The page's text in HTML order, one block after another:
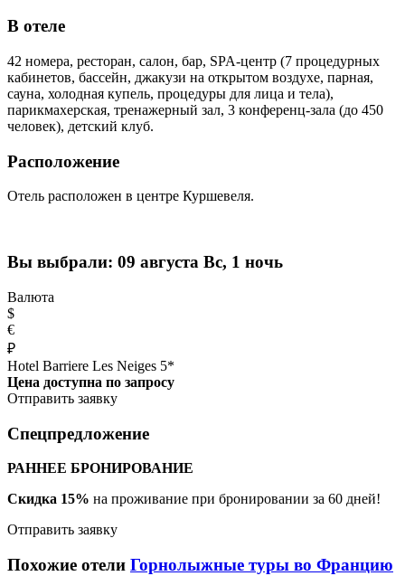
В отеле
42 номера, ресторан, салон, бар, SPA-центр (7 процедурных
кабинетов, бассейн, джакузи на открытом воздухе, парная,
сауна, холодная купель, процедуры для лица и тела),
парикмахерская, тренажерный зал, 3 конференц-зала (до 450
человек), детский клуб.
Расположение
Отель расположен в центре Куршевеля.
Вы выбрали: 09 августа Вс, 1 ночь
Валюта
$
€
₽
Hotel Barriere Les Neiges 5*
Цена доступна по запросу
Отправить заявку
Спецпредложение
РАННЕЕ БРОНИРОВАНИЕ
Скидка 15% на проживание при бронировании за 60 дней!
Отправить заявку
Похожие отели Горнолыжные туры во Францию